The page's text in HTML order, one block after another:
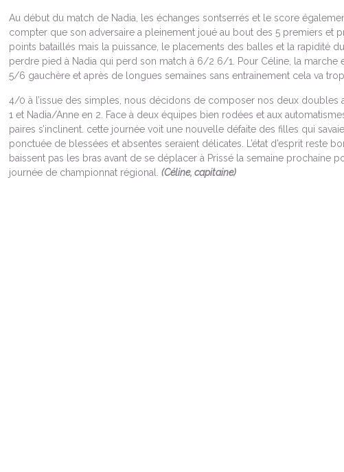
Au début du match de Nadia, les échanges sontserrés et le score
compter que son adversaire a pleinement joué au bout des 5 premiers et
points bataillés mais la puissance, le placements des balles et la rapidité
perdre pied à Nadia qui perd son match à 6/2 6/1. Pour Céline, la marche
5/6 gauchère et après de longues semaines sans entrainement cela va trop
4/0 à l’issue des simples, nous décidons de composer nos deux doubles
1 et Nadia/Anne en 2. Face à deux équipes bien rodées et aux
paires s’inclinent. cette journée voit une nouvelle défaite des filles qui
ponctuée de blessées et absentes seraient délicates. L’état d’esprit reste
baissent pas les bras avant de se déplacer à Prissé la semaine prochaine
journée de championnat régional.(Céline, capitaine)